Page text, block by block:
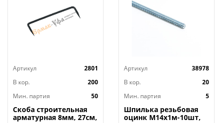
Артикул
2801
В кор.
200
Мин. партия
50
Скоба строительная
арматурная 8мм, 27см,
Артикул
38978
В кор.
20
Мин. партия
5
Шпилька резьбовая
оцинк М14х1м-10шт,